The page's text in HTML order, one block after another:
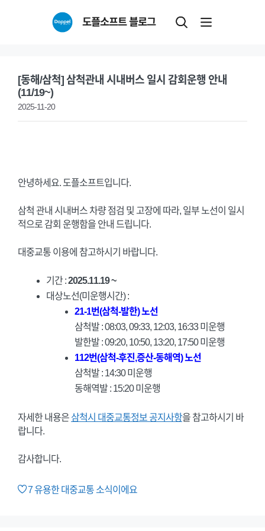
도플소프트 블로그
[동해/삼척] 삼척관내 시내버스 일시 감회운행 안내
(11/19~)
2025-11-20
안녕하세요. 도플소프트입니다.
삼척 관내 시내버스 차량 점검 및 고장에 따라, 일부 노선이 일시
적으로 감회 운행함을 안내 드립니다.
대중교통 이용에 참고하시기 바랍니다.
기간 :2025.11.19 ~
대상노선(미운행시간) :
21-1번(삼척-발한) 노선
삼척발 : 08:03, 09:33, 12:03, 16:33 미운행
발한발 : 09:20, 10:50, 13:20, 17:50 미운행
112번(삼척-후진,증산-동해역) 노선
삼척발 : 14:30 미운행
동해역발 : 15:20 미운행
자세한 내용은 삼척시 대중교통정보 공지사항을 참고하시기 바
랍니다.
감사합니다.
7유용한 대중교통 소식이에요